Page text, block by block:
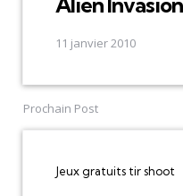
11 janvier 2010
Prochain Post
Jeux gratuits tir shoot